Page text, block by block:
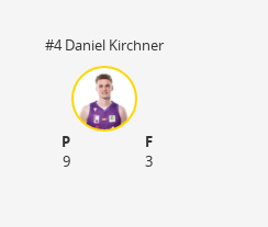
#4 Daniel Kirchner
P
F
9
3